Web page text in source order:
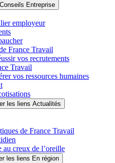
Entreprise
employeur
France Travail
vos recrutements
Travail
vos ressources humaines
les liens Actualités
de France Travail
au creux de l’oreille
les liens En région